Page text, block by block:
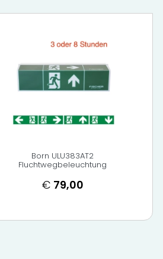
Born ULU383AT2
Fluchtwegbeleuchtung
€ 79,00